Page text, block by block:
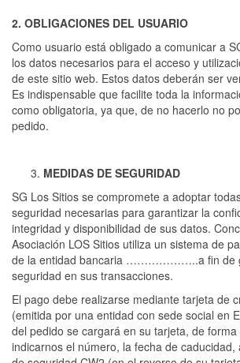
2. OBLIGACIONES DEL USUARIO
Como usuario está obligado a comunicar a
los datos necesarios para el acceso y
de este sitio web. Estos datos deberán ser
Es indispensable que facilite toda la
como obligatoria, ya que, de no hacerlo no
pedido.
MEDIDAS DE SEGURIDAD
SG Los Sitios se compromete a adoptar
seguridad necesarias para garantizar la
integridad y disponibilidad de sus datos.
Asociación LOS Sitios utiliza un sistema de
de la entidad bancaria ………………..a fin de
seguridad en sus transacciones.
El pago debe realizarse mediante tarjeta de
(emitida por una entidad con sede social en
del pedido se cargará en su tarjeta, de
indicarnos el número, la fecha de caducidad,